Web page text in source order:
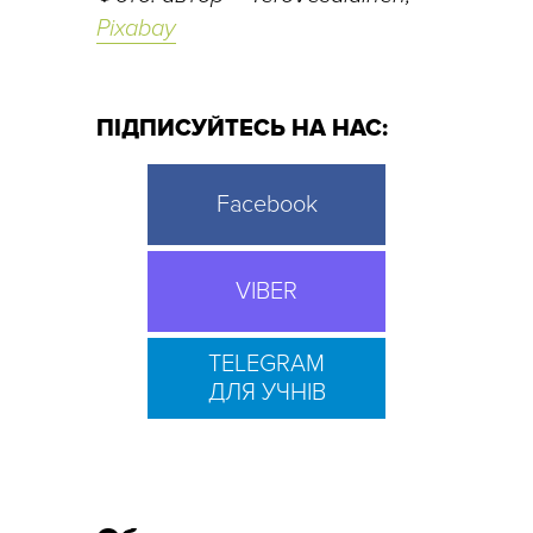
Pixabay
ПІДПИСУЙТЕСЬ НА НАС:
Facebook
VIBER
TELEGRAM
ДЛЯ УЧНІВ